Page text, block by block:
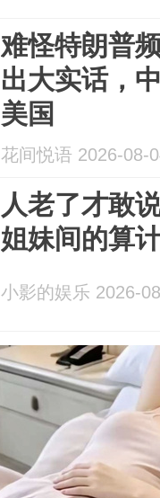
难怪特朗普
出大实话，
美国
花间悦语 2026-08-
人老了才敢
姐妹间的算
小影的娱乐 2026-